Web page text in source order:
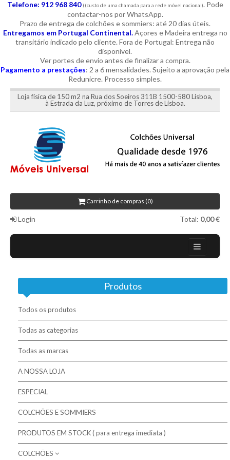
Telefone: 912 968 840 ((custo de uma chamada para a rede móvel nacional). Pode
contactar-nos por WhatsApp.
Prazo de entrega de colchões e sommiers: até 20 dias úteis.
Entregamos em Portugal Continental.Açores e Madeira entrega no
transitário indicado pelo cliente. Fora de Portugal: Entrega não
disponível.
Ver portes de envio antes de finalizar a compra.
Pagamento a prestações: 2 a 6 mensalidades. Sujeito a aprovação pela
Redunicre. Processo simples.
Loja física de 150 m2 na Rua dos Soeiros 311B 1500-580 Lisboa,
à Estrada da Luz, próximo de Torres de Lisboa.
Carrinho de compras (0)
Login Total: 0,00 €
Campanhas
Mobiliário Moderno
Contactos
Colchões / Matelas / Mattesses
Bases / Sommiers
Cabeceiras
Complementos para descanso
Produtos
Todos os produtos
Todas as categorias
Todas as marcas
A NOSSA LOJA
ESPECIAL
COLCHÕES E SOMMIERS
PRODUTOS EM STOCK ( para entrega imediata )
COLCHÕES